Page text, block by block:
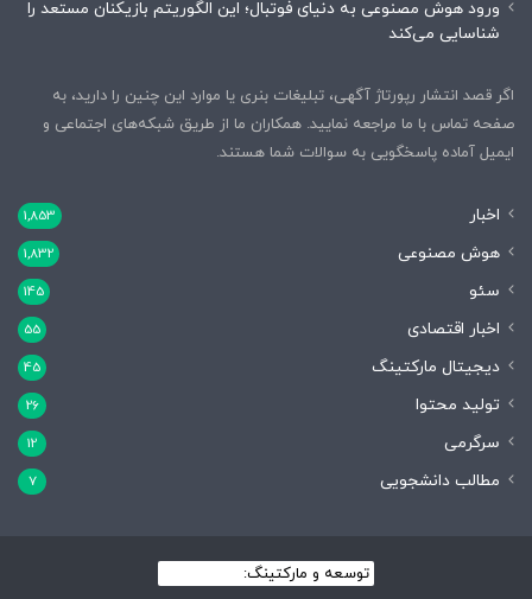
ورود هوش مصنوعی به دنیای فوتبال؛ این الگوریتم بازیکنان مستعد را
شناسایی می‌کند
اگر قصد انتشار رپورتاژ آگهی، تبلیغات بنری یا موارد این چنین را دارید، به
صفحه تماس با ما مراجعه نمایید. همکاران ما از طریق شبکه‌های اجتماعی و
ایمیل آماده پاسخگویی به سوالات شما هستند.
اخبار 1,853
هوش مصنوعی 1,832
سئو 145
اخبار اقتصادی 55
دیجیتال مارکتینگ 45
تولید محتوا 26
سرگرمی 12
مطالب دانشجویی 7
توسعه و مارکتینگ: